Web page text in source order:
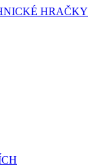
HRAČKY